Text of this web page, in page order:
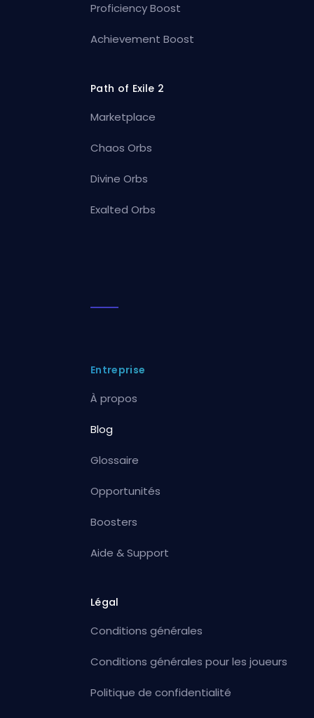
Proficiency Boost
Achievement Boost
Path of Exile 2
Marketplace
Chaos Orbs
Divine Orbs
Exalted Orbs
Entreprise
À propos
Blog
Glossaire
Opportunités
Boosters
Aide & Support
Légal
Conditions générales
Conditions générales pour les joueurs
Politique de confidentialité